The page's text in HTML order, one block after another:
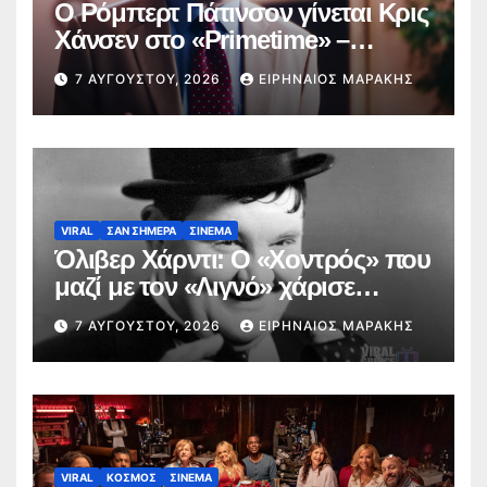
Ο Ρόμπερτ Πάτινσον γίνεται Κρις
Χάνσεν στο «Primetime» –
Κυκλοφόρησε το πρώτο τρέιλερ
7 ΑΥΓΟΎΣΤΟΥ, 2026 ΕΙΡΗΝΑΊΟΣ ΜΑΡΆΚΗΣ
VIRAL ΣΑΝ ΣΗΜΕΡΑ ΣΙΝΕΜΑ
Όλιβερ Χάρντι: Ο «Χοντρός» που
μαζί με τον «Λιγνό» χάρισε
αθάνατο γέλιο στον
κινηματογράφο
7 ΑΥΓΟΎΣΤΟΥ, 2026 ΕΙΡΗΝΑΊΟΣ ΜΑΡΆΚΗΣ
VIRAL ΚΟΣΜΟΣ ΣΙΝΕΜΑ